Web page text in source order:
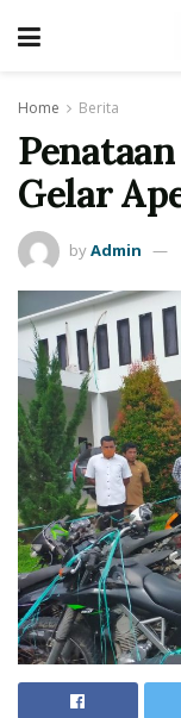
Home Berita
Gelar
byAdmin